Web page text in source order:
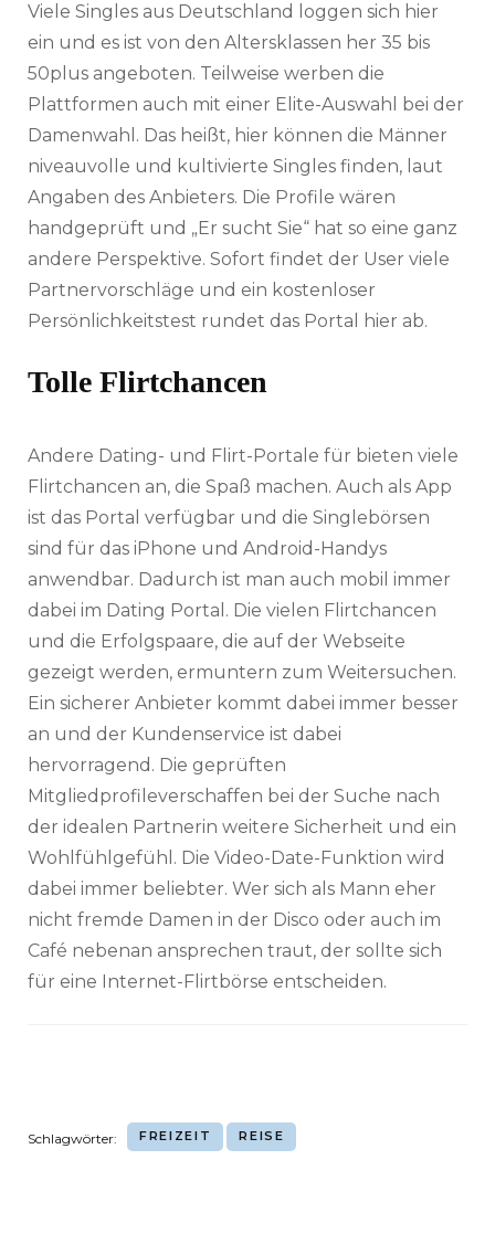
Viele Singles aus Deutschland loggen sich hier
ein und es ist von den Altersklassen her 35 bis
50plus angeboten. Teilweise werben die
Plattformen auch mit einer Elite-Auswahl bei der
Damenwahl. Das heißt, hier können die Männer
niveauvolle und kultivierte Singles finden, laut
Angaben des Anbieters. Die Profile wären
handgeprüft und „Er sucht Sie“ hat so eine ganz
andere Perspektive. Sofort findet der User viele
Partnervorschläge und ein kostenloser
Persönlichkeitstest rundet das Portal hier ab.
Tolle Flirtchancen
Andere Dating- und Flirt-Portale für bieten viele
Flirtchancen an, die Spaß machen. Auch als App
ist das Portal verfügbar und die Singlebörsen
sind für das iPhone und Android-Handys
anwendbar. Dadurch ist man auch mobil immer
dabei im Dating Portal. Die vielen Flirtchancen
und die Erfolgspaare, die auf der Webseite
gezeigt werden, ermuntern zum Weitersuchen.
Ein sicherer Anbieter kommt dabei immer besser
an und der Kundenservice ist dabei
hervorragend. Die geprüften
Mitgliedprofileverschaffen bei der Suche nach
der idealen Partnerin weitere Sicherheit und ein
Wohlfühlgefühl. Die Video-Date-Funktion wird
dabei immer beliebter. Wer sich als Mann eher
nicht fremde Damen in der Disco oder auch im
Café nebenan ansprechen traut, der sollte sich
für eine Internet-Flirtbörse entscheiden.
Schlagwörter: FREIZEIT REISE